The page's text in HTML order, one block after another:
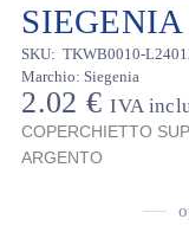
SIEGENIA
SKU: TKWB0010-
Marchio: Siegenia
2.02 € IVA
COPERCHIETTO
ARGENTO